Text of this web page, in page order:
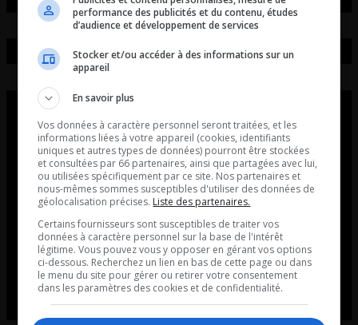
performance des publicités et du contenu, études
d’audience et développement de services
Stocker et/ou accéder à des informations sur un
appareil
En savoir plus
Vos données à caractère personnel seront traitées, et les
informations liées à votre appareil (cookies, identifiants
uniques et autres types de données) pourront être stockées
et consultées par 66 partenaires, ainsi que partagées avec lui,
ou utilisées spécifiquement par ce site. Nos partenaires et
nous-mêmes sommes susceptibles d'utiliser des données de
géolocalisation précises. Liste des partenaires.
Certains fournisseurs sont susceptibles de traiter vos
données à caractère personnel sur la base de l'intérêt
légitime. Vous pouvez vous y opposer en gérant vos options
ci-dessous. Recherchez un lien en bas de cette page ou dans
le menu du site pour gérer ou retirer votre consentement
dans les paramètres des cookies et de confidentialité.